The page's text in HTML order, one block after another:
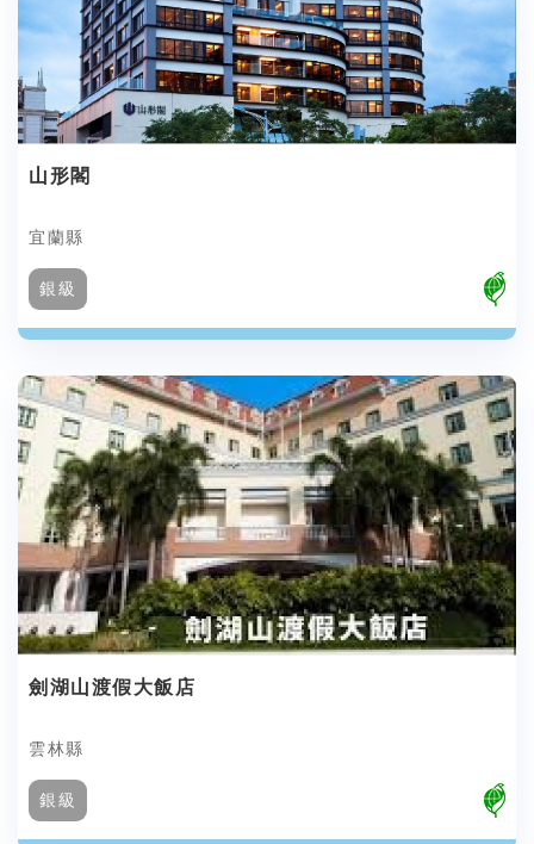
山形閣
宜蘭縣
銀級
劍湖山渡假大飯店
雲林縣
銀級